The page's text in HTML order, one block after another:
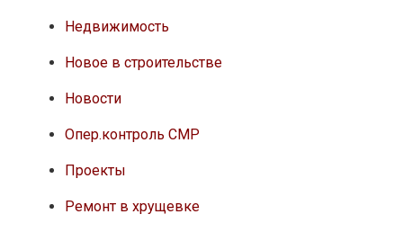
Недвижимость
Новое в строительстве
Новости
Опер.контроль СМР
Проекты
Ремонт в хрущевке